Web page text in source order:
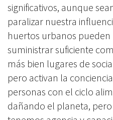
significativos, aunque
paralizar nuestra
huertos urbanos pueden
suministrar suficiente
más bien lugares de
pero activan la
personas con el ciclo
dañando el planeta,